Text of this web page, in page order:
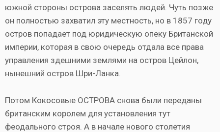
южной стороны острова заселять людей. Чуть позже
он полностью захватил эту местность, но в 1857 году
остров попадает под юридическую опеку Британской
империи, которая в свою очередь отдала все права
управления здешними землями на остров Цейлон,
нынешний остров Шри-Ланка.
Потом Кокосовые ОСТРОВА снова были переданы
британским королем для установления тут
феодального строя. А в начале нового столетия